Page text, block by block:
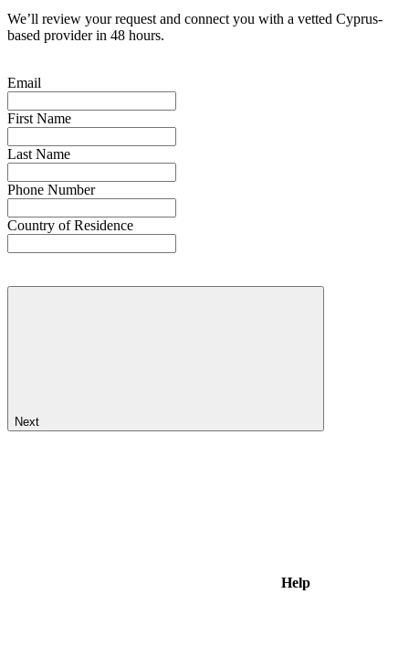
We’ll review your request and connect you with a vetted Cyprus-
based provider in 48 hours.
Email
First Name
Last Name
Phone Number
Country of Residence
Next
Help